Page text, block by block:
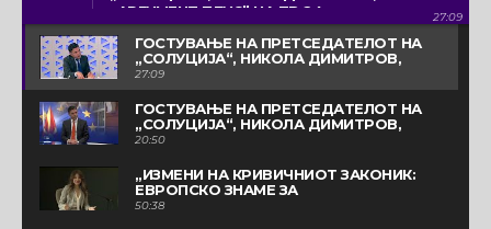
„АРГУМЕНТ ПЛУС” НА ТВ 24
27:09
ГОСТУВАЊЕ НА ПРЕТСЕДАТЕЛОТ НА
„СОЛУЦИЈА“, НИКОЛА ДИМИТРОВ,
ВО „АРГУМЕНТ ПЛУС” НА ТВ 24
27:09
ГОСТУВАЊЕ НА ПРЕТСЕДАТЕЛОТ НА
„СОЛУЦИЈА“, НИКОЛА ДИМИТРОВ,
ВО „ТЕМА НА ДЕНОТ“ НА ТВ СИТЕЛ
20:50
„ИЗМЕНИ НА КРИВИЧНИОТ ЗАКОНИК:
EВРОПСКО ЗНАМЕ ЗА
ДЕЗИНТЕГРАЦИЈА?“ ВО
50:38